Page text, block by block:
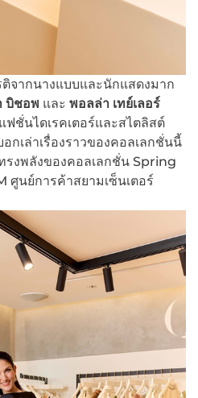
ติจากนางแบบและนักแสดงมาก
บิชอพ และ พอลล่า เทย์เลอร์
แฟชั่นไดเรคเตอร์และสไตลิสต์
กเล่าเรื่องราวของคอลเลกชั่นนี้
รงพลังของคอลเลกชั่น Spring
ศูนย์การค้าสยามเซ็นเตอร์